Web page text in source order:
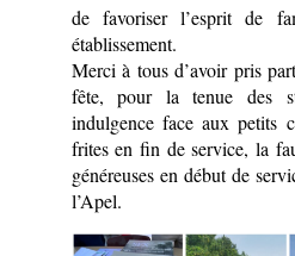
de favoriser l’esprit de
établissement.
Merci à tous d’avoir pris
fête, pour la tenue des
indulgence face aux petits
frites en fin de service, la
généreuses en début de
l’Apel.